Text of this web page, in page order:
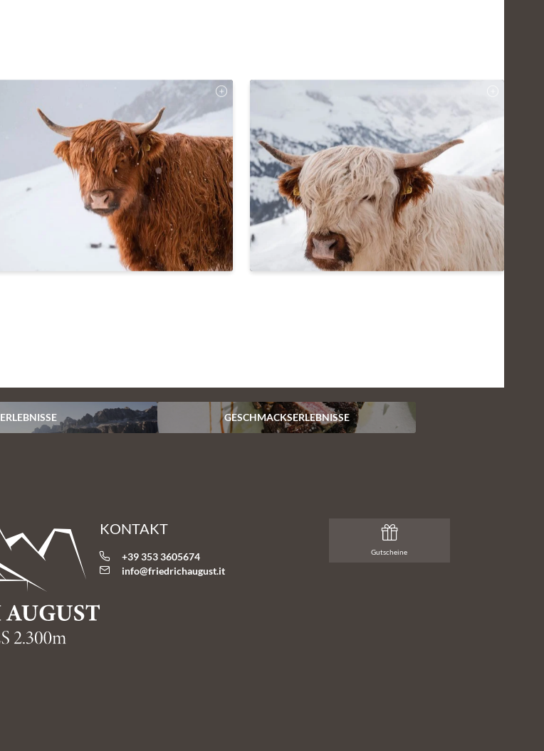
ERLEBNISSE GESCHMACKSERLEBNISSE
KONTAKT
+39 353 3605674
info@friedrichaugust.it
Gutscheine